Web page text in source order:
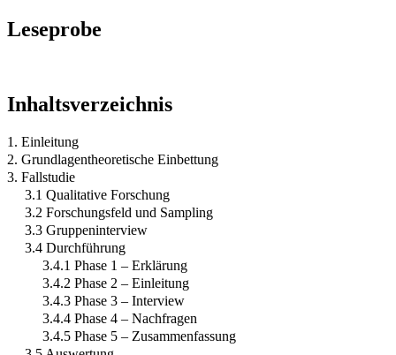
Leseprobe
Inhaltsverzeichnis
1. Einleitung
2. Grundlagentheoretische Einbettung
3. Fallstudie
3.1 Qualitative Forschung
3.2 Forschungsfeld und Sampling
3.3 Gruppeninterview
3.4 Durchführung
3.4.1 Phase 1 – Erklärung
3.4.2 Phase 2 – Einleitung
3.4.3 Phase 3 – Interview
3.4.4 Phase 4 – Nachfragen
3.4.5 Phase 5 – Zusammenfassung